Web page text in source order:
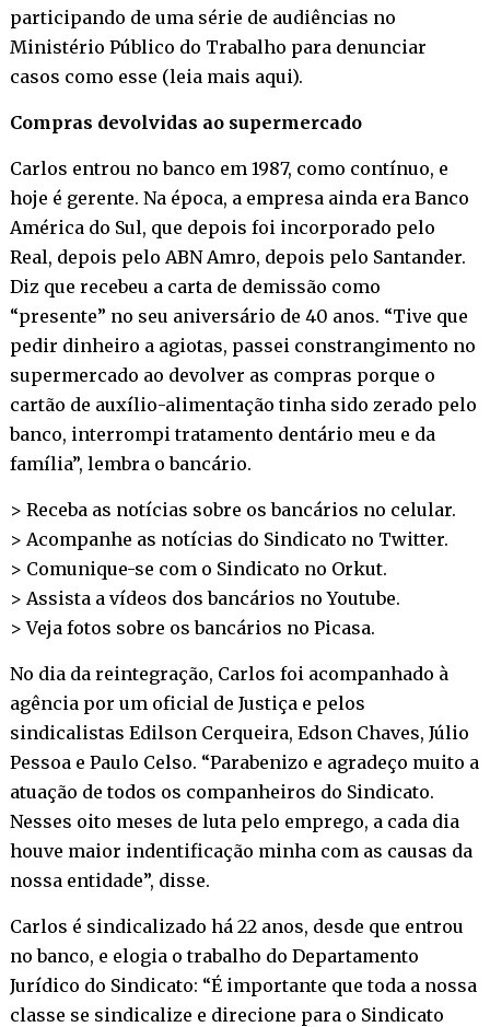
participando de uma série de audiências no
Ministério Público do Trabalho para denunciar
casos como esse (leia mais aqui).
Compras devolvidas ao supermercado
Carlos entrou no banco em 1987, como contínuo, e
hoje é gerente. Na época, a empresa ainda era Banco
América do Sul, que depois foi incorporado pelo
Real, depois pelo ABN Amro, depois pelo Santander.
Diz que recebeu a carta de demissão como
“presente” no seu aniversário de 40 anos. “Tive que
pedir dinheiro a agiotas, passei constrangimento no
supermercado ao devolver as compras porque o
cartão de auxílio-alimentação tinha sido zerado pelo
banco, interrompi tratamento dentário meu e da
família”, lembra o bancário.
> Receba as notícias sobre os bancários no celular.
> Acompanhe as notícias do Sindicato no Twitter.
> Comunique-se com o Sindicato no Orkut.
> Assista a vídeos dos bancários noYoutube.
> Veja fotos sobre os bancários no Picasa.
No dia da reintegração, Carlos foi acompanhado à
agência por um oficial de Justiça e pelos
sindicalistas Edilson Cerqueira, Edson Chaves, Júlio
Pessoa e Paulo Celso. “Parabenizo e agradeço muito a
atuação de todos os companheiros do Sindicato.
Nesses oito meses de luta pelo emprego, a cada dia
houve maior indentificação minha com as causas da
nossa entidade”, disse.
Carlos é sindicalizado há 22 anos, desde que entrou
no banco, e elogia o trabalho do Departamento
Jurídico do Sindicato: “É importante que toda a nossa
classe se sindicalize e direcione para o Sindicato